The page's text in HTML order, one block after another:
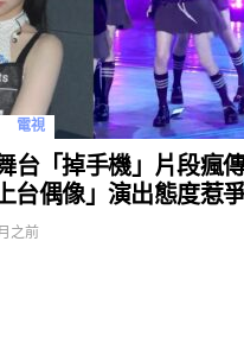
電視
「掉手機」片段瘋傳
台偶像」演出態度惹
之前